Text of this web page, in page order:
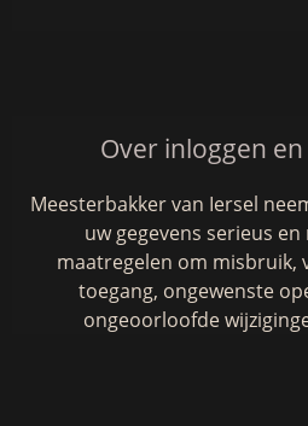
Over inloggen
Meesterbakker van Iersel
uw gegevens serieus
maatregelen om misbruik,
toegang, ongewenste
ongeoorloofde